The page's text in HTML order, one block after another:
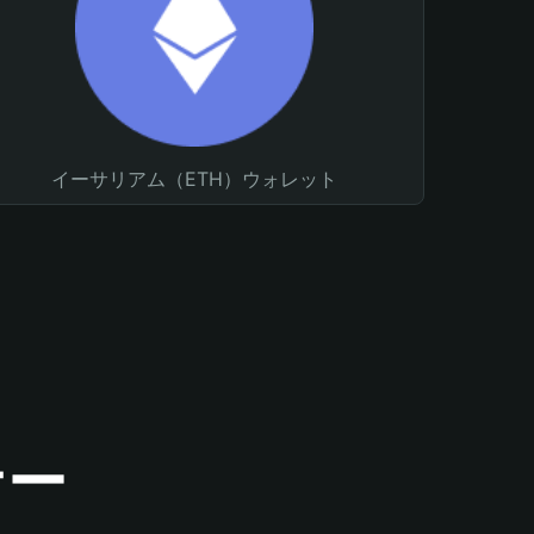
イーサリアム（ETH）ウォレット